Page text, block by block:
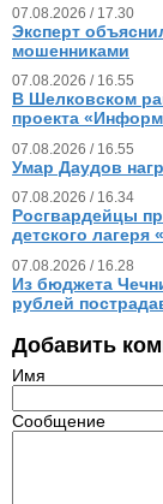
07.08.2026 / 17.30
Эксперт
мошенниками
07.08.2026 / 16.55
В Шелковском
проекта
07.08.2026 / 16.55
Умар Даудов
07.08.2026 / 16.34
Росгвардейцы
детского лагеря
07.08.2026 / 16.28
Из бюджета
рублей
Добавить
Имя
Сообщение